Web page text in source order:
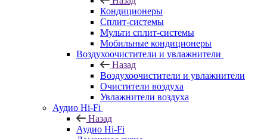
Кондиционеры
Сплит-системы
Мульти сплит-системы
Мобильные кондиционеры
Воздухоочистители и увлажнители
Назад
Воздухоочистители и увлажнители
Очистители воздуха
Увлажнители воздуха
Аудио Hi-Fi
Назад
Аудио Hi-Fi